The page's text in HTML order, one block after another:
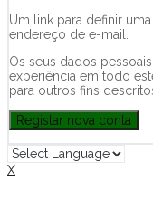
Um link para definir
endereço de e-mail.
Os seus dados
experiência em todo
para outros fins
Registar nova conta
X